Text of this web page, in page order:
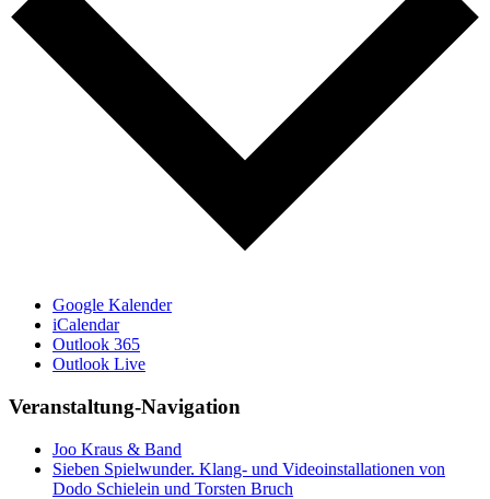
Google Kalender
iCalendar
Outlook 365
Outlook Live
Veranstaltung-Navigation
Joo Kraus & Band
Sieben Spielwunder. Klang- und Videoinstallationen von
Dodo Schielein und Torsten Bruch